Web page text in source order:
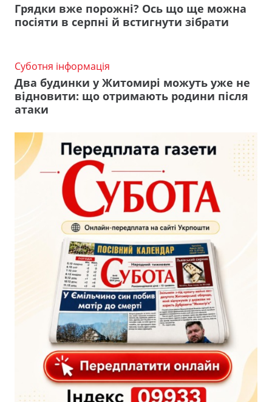
Грядки вже порожні? Ось що ще можна
посіяти в серпні й встигнути зібрати
Суботня інформація
Два будинки у Житомирі можуть уже не
відновити: що отримають родини після
атаки